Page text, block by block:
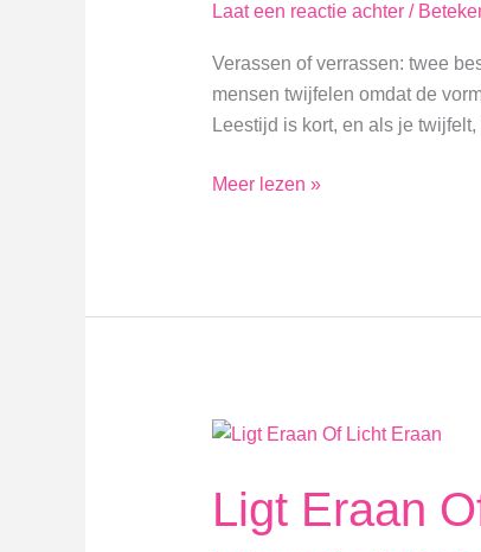
Laat een reactie achter /
Verassen of verrassen: twee
mensen twijfelen omdat de
Leestijd is kort, en als je
Verassen
Meer lezen »
Ligt Eraan